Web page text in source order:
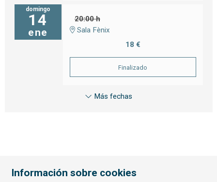
domingo
14
ene
20:00 h
Sala Fènix
18 €
Finalizado
Más fechas
Información sobre cookies